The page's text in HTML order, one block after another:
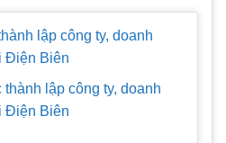
lập công ty, doanh
Điện Biên
thành lập công ty, doanh
Điện Biên